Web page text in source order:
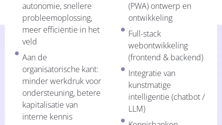
autonomie, snellere
probleemoplossing,
meer efficiëntie in het
veld
Aan de
organisatorische kant:
minder werkdruk voor
ondersteuning, betere
kapitalisatie van
interne kennis
(PWA) ontwerp en
ontwikkeling
Full-stack
webontwikkeling
(frontend & backend)
Integratie van
kunstmatige
intelligentie (chatbot /
LLM)